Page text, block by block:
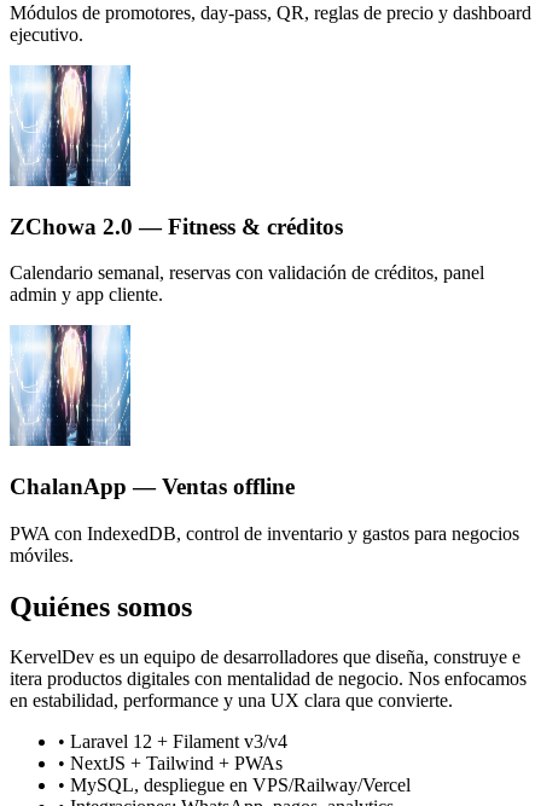
Módulos de promotores, day-pass, QR, reglas de precio y dashboard
ejecutivo.
ZChowa 2.0 — Fitness & créditos
Calendario semanal, reservas con validación de créditos, panel
admin y app cliente.
ChalanApp — Ventas offline
PWA con IndexedDB, control de inventario y gastos para negocios
móviles.
Quiénes somos
KervelDev es un equipo de desarrolladores que diseña, construye e
itera productos digitales con mentalidad de negocio. Nos enfocamos
en estabilidad, performance y una UX clara que convierte.
• Laravel 12 + Filament v3/v4
• NextJS + Tailwind + PWAs
• MySQL, despliegue en VPS/Railway/Vercel